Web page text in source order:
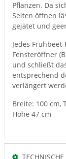
Pflanzen. Da
Seiten öffnen
gejätet und
Jedes
Fensteröffner
und schließt
entsprechend
verlängert
Breite: 100 cm,
Höhe 47 cm
TECHNISCHE